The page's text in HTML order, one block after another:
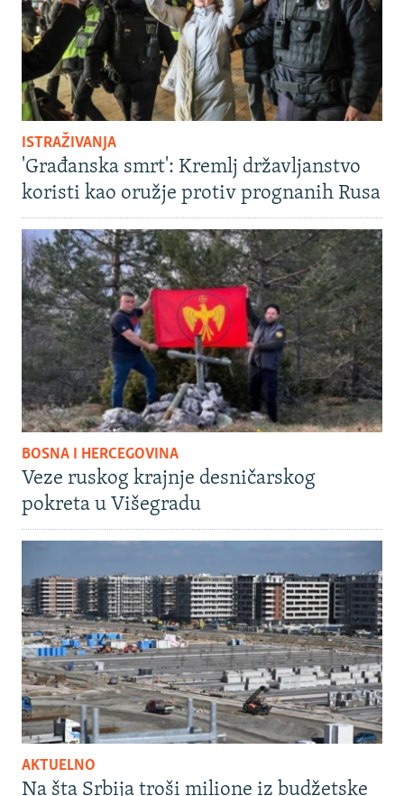
ISTRAŽIVANJA
'Građanska smrt': Kremlj državljanstvo
koristi kao oružje protiv prognanih Rusa
BOSNA I HERCEGOVINA
Veze ruskog krajnje desničarskog
pokreta u Višegradu
AKTUELNO
Na šta Srbija troši milione iz budžetske